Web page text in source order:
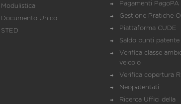
Modulistica
Documento Unico
STED
Pagamenti PagoPA
Gestione Pratiche
Piattaforma CUDE
Saldo punti patente
Verifica classe
veicolo
Verifica copertura
Neopatentati
Ricerca Uffici della